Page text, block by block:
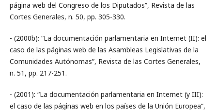
página web del Congreso de los Diputados”, Revista de las
Cortes Generales, n. 50, pp. 305-330.
- (2000b): “La documentación parlamentaria en Internet (II): el
caso de las páginas web de las Asambleas Legislativas de la
Comunidades Autónomas”, Revista de las Cortes Generales,
n. 51, pp. 217-251.
- (2001): “La documentación parlamentaria en Internet (y III):
el caso de las páginas web en los países de la Unión Europea”,